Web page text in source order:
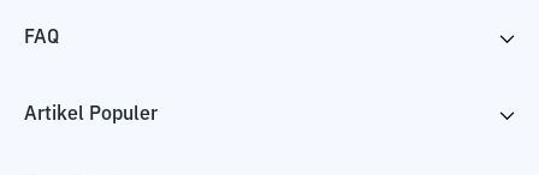
FAQ
Artikel Populer